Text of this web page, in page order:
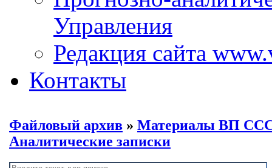
Управления
Редакция сайта
Контакты
Файловый архив » Материалы ВП
Аналитические записки